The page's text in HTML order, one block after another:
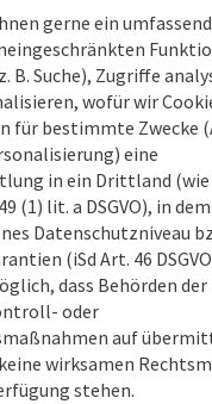
gerne ein
B. Suche), Zugriffe
wofür wir
für bestimmte Zwecke
eine
in ein Drittland (wie
(1) lit. a DSGVO), in
Datenschutzniveau
(iSd Art. 46
dass Behörden der
oder
auf
wirksamen
stehen.